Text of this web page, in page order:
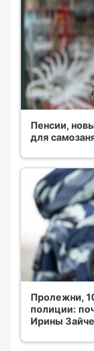
Пенсии,
для
Пролежни,
полиции:
Ирины